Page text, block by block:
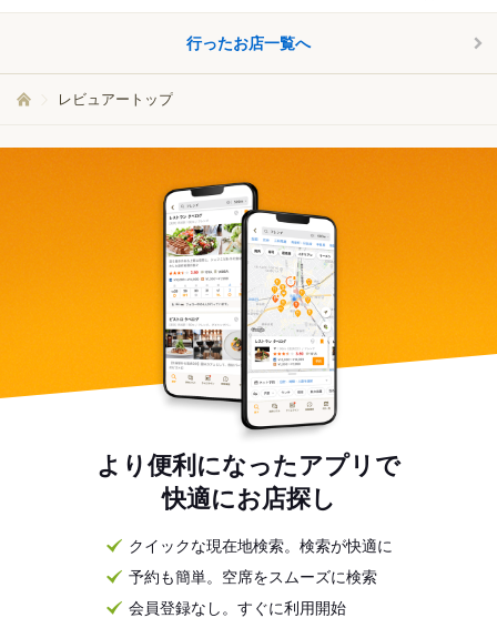
行ったお店一覧へ
レビュアートップ
より便利になったアプリで
快適にお店探し
クイックな現在地検索。検索が快適に
予約も簡単。空席をスムーズに検索
会員登録なし。すぐに利用開始